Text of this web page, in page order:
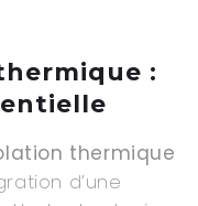
:
thermique
d’une